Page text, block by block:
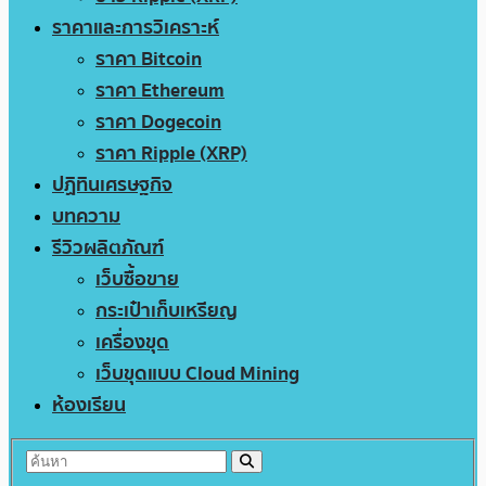
ราคาและการวิเคราะห์
ราคา Bitcoin
ราคา Ethereum
ราคา Dogecoin
ราคา Ripple (XRP)
ปฏิทินเศรษฐกิจ
บทความ
รีวิวผลิตภัณฑ์
เว็บซื้อขาย
กระเป๋าเก็บเหรียญ
เครื่องขุด
เว็บขุดแบบ Cloud Mining
ห้องเรียน